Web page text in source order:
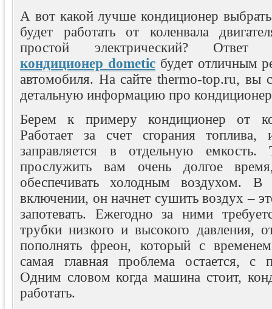
А вот какой лучше кондиционер
будет работать от коленвала
простой электрический? Ответ
кондиционер dometicбудет отличным
автомобиля. На сайте thermo-top.ru, вы
детальную информацию про
Берем к примеру кондиционер от
Работает за счет сгорания
заправляется в отдельную емкость.
прослужить вам очень долгое
обеспечивать холодным воздухом.
включении, он начнет сушить воздух –
запотевать. Ежегодно за ними
трубки низкого и высокого давления,
пополнять фреон, который с
самая главная проблема остается, с
Одним словом когда машина стоит,
работать.